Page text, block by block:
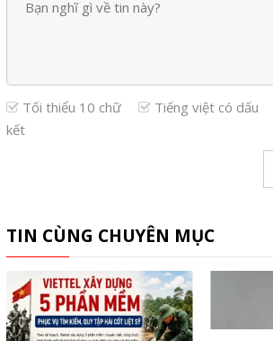
Tối thiểu 10 chữ Tiếng việt có dấu
kết
TIN CÙNG CHUYÊN MỤC